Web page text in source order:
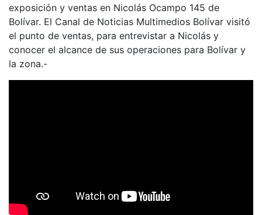
exposición y ventas en Nicolás Ocampo 145 de
Bolívar. El Canal de Noticias Multimedios Bolívar visitó
el punto de ventas, para entrevistar a Nicolás y
conocer el alcance de sus operaciones para Bolívar y
la zona.-